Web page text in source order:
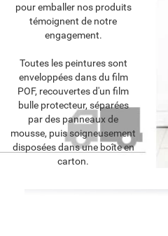
pour emballer nos produits
témoignent de notre
engagement.
Toutes les peintures sont
enveloppées dans du film
POF, recouvertes d'un film
bulle protecteur, séparées
par des panneaux de
mousse, puis soigneusement
disposées dans une boîte en
carton.